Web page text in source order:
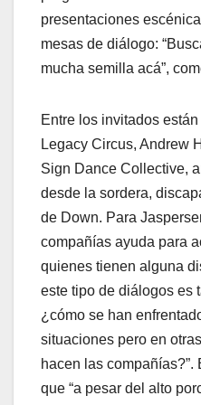
presentaciones
mesas de diálogo:
mucha semilla acá”,
Entre los invitados
Legacy Circus, Andrew
Sign Dance Collective,
desde la sordera,
de Down. Para
compañías ayuda para
quienes tienen alguna
este tipo de diálogos es
¿cómo se han
situaciones pero en
hacen las compañías?”.
que “a pesar del alto